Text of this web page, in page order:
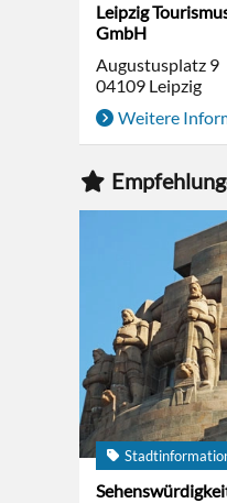
Leipzig
GmbH
Augustusplatz 9
04109 Leipzig
Weitere